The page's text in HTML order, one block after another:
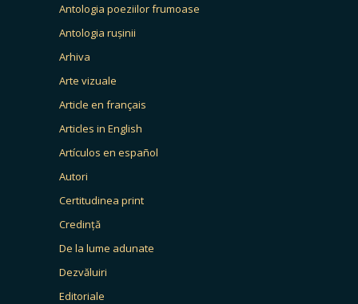
Antologia poeziilor frumoase
Antologia rușinii
Arhiva
Arte vizuale
Article en français
Articles in English
Artículos en español
Autori
Certitudinea print
Credință
De la lume adunate
Dezvăluiri
Editoriale